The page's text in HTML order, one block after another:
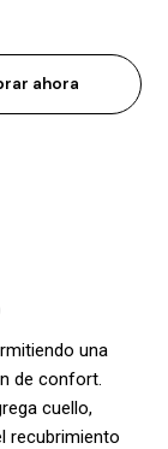
ahora
una
de confort.
cuello,
recubrimiento